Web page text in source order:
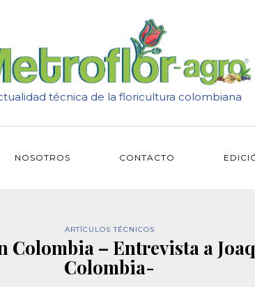
técnica de la floricultura colombiana
NOSOTROS CONTACTO
ARTÍCULOS TÉCNICOS
– Entrevista a
Colombia-